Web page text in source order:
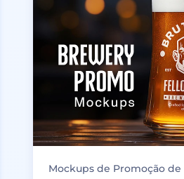
Mockups de Promoção de